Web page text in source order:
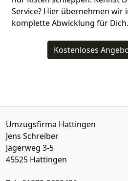
Service? Hier übernehmen wir
komplette Abwicklung für Dich.
Kostenloses
Umzugsfirma Hattingen
Jens Schreiber
Jägerweg 3-5
45525 Hattingen